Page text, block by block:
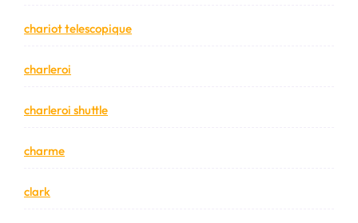
chariot telescopique
charleroi
charleroi shuttle
charme
clark